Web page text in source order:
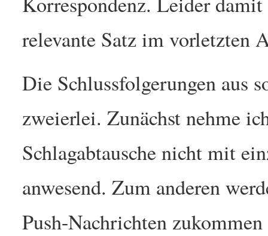
relevante Satz im vorletzten
Die Schlussfolgerungen aus
zweierlei. Zunächst nehme
Schlagabtausche nicht mit
anwesend. Zum anderen
Push-Nachrichten